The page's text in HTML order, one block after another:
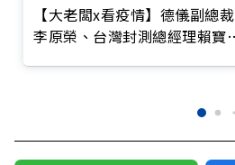
【大老闆x看疫情】德儀副總裁
李原榮、台灣封測總經理賴寶